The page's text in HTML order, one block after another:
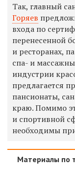
Так, главный
Горяев
входа по
перенесенной
и ресторанах,
спа- и
индустрии
предлагается
пансионаты,
краю. Помимо
и спортивной
необходимы
Материалы по